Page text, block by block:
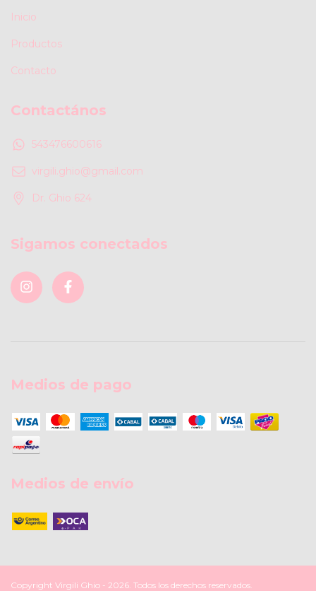
Inicio
Productos
Contacto
Contactános
543476600616
virgili.ghio@gmail.com
Dr. Ghio 624
Sigamos conectados
Medios de pago
Medios de envío
Copyright Virgili Ghio - 2026. Todos los derechos reservados.